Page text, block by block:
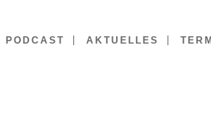
PODCAST AKTUELLES